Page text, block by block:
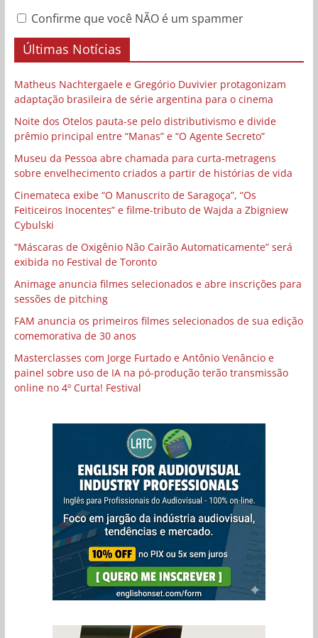
Confirme que você NÃO é um spammer
Últimas Notícias
Matheus Nachtergaele e Gregório Duvivier protagonizam
adaptação brasileira de série argentina para o cinema
Noite dos Otelos pauta-se pelo distributivismo e divide
prêmio principal entre “Manas” e “O Agente Secreto”
Museu da Pessoa abre chamada para curta-metragens
sobre envelhecimento criados a partir de histórias de vida
Cinemateca exibe “O Manuscrito de Saragoça”, “Os
Feiticeiros Inocentes” e filme-tributo de Wajda a Zbigniew
Cybulski
“Máscaras de Oxigênio Não Cairão Automaticamente” será
exibida no Festival de Toronto
Animage anuncia filmes selecionados e abre inscrições para
sessões de pitching
FAM anuncia os primeiros filmes selecionados de sua edição
comemorativa de 30 anos
Masterclasses com Jorge Furtado e Antônio Venâncio e
painel sobre uso de IA na pó-produção terão transmissão
online no 4º Curta! Festival